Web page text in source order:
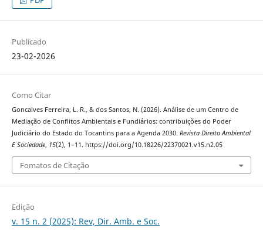
Publicado
23-02-2026
Como Citar
Goncalves Ferreira, L. R., & dos Santos, N. (2026). Análise de um Centro de
Mediação de Conflitos Ambientais e Fundiários: contribuições do Poder
Judiciário do Estado do Tocantins para a Agenda 2030. Revista Direito Ambiental
E Sociedade, 15(2), 1–11. https://doi.org/10.18226/22370021.v15.n2.05
Fomatos de Citação
Edição
v. 15 n. 2 (2025): Rev, Dir. Amb. e Soc.